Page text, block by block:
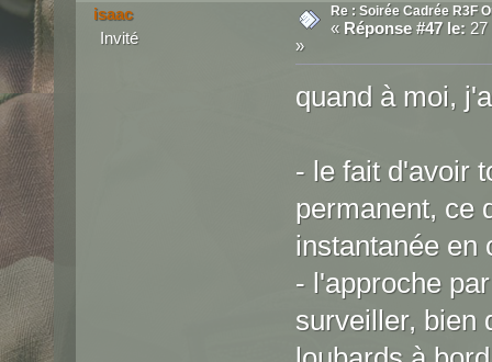
isaac
Invité
Re : Soirée Cadrée R3F
« Réponse #47 le:27
»
quand à moi,
- le fait d'avoir
permanent, ce
instantanée en
- l'approche
surveiller, bien